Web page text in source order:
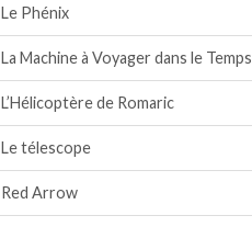
Le Phénix
La Machine à Voyager dans le Temps
L’Hélicoptère de Romaric
Le télescope
Red Arrow